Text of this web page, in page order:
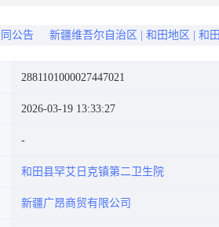
公告 新疆维吾尔自治区 和田地区 和
2881101000027447021
2026-03-19 13:33:27
和田县罕艾日克镇第二卫生院
新疆广昂商贸有限公司